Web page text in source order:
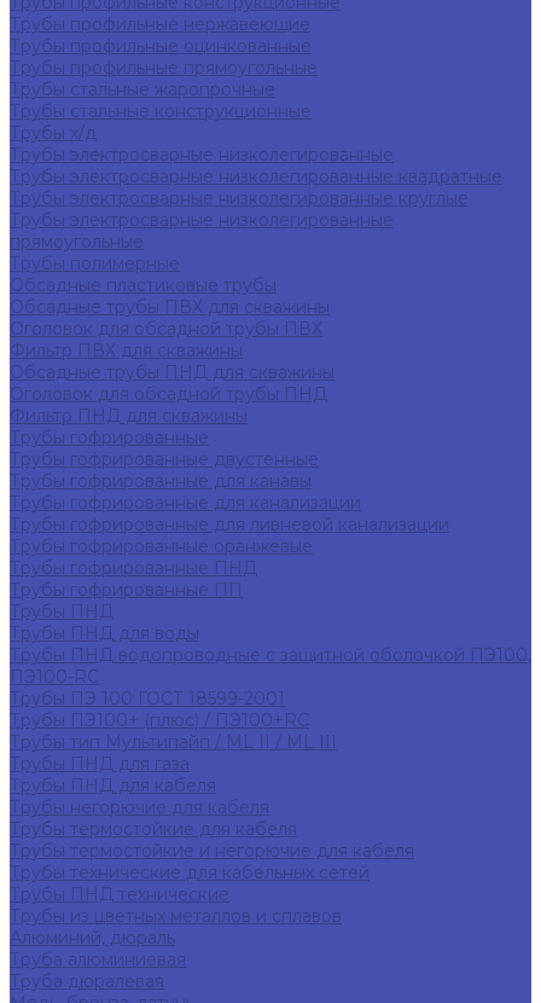
Трубы профильные нержавеющие
Трубы профильные оцинкованные
Трубы профильные прямоугольные
Трубы стальные жаропрочные
Трубы стальные конструкционные
Трубы х/д
Трубы электросварные низколегированные
Трубы электросварные низколегированные квадратные
Трубы электросварные низколегированные круглые
Трубы электросварные низколегированные
прямоугольные
Трубы полимерные
Обсадные пластиковые трубы
Обсадные трубы ПВХ для скважины
Оголовок для обсадной трубы ПВХ
Фильтр ПВХ для скважины
Обсадные трубы ПНД для скважины
Оголовок для обсадной трубы ПНД
Фильтр ПНД для скважины
Трубы гофрированные
Трубы гофрированные двустенные
Трубы гофрированные для канавы
Трубы гофрированные для канализации
Трубы гофрированные для ливневой канализации
Трубы гофрированные оранжевые
Трубы гофрированные ПНД
Трубы гофрированные ПП
Трубы ПНД
Трубы ПНД для воды
Трубы ПНД водопроводные с защитной оболочкой ПЭ100,
ПЭ100-RC
Трубы ПЭ 100 ГОСТ 18599-2001
Трубы ПЭ100+ (плюс) / ПЭ100+RC
Трубы тип Мультипайп / ML II / ML III
Трубы ПНД для газа
Трубы ПНД для кабеля
Трубы негорючие для кабеля
Трубы термостойкие для кабеля
Трубы термостойкие и негорючие для кабеля
Трубы технические для кабельных сетей
Трубы ПНД технические
Трубы из цветных металлов и сплавов
Алюминий, дюраль
Труба алюминиевая
Труба дюралевая